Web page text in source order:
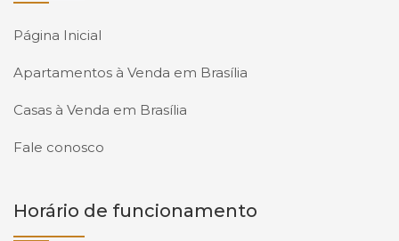
Página Inicial
Apartamentos à Venda em Brasília
Casas à Venda em Brasília
Fale conosco
Horário de funcionamento